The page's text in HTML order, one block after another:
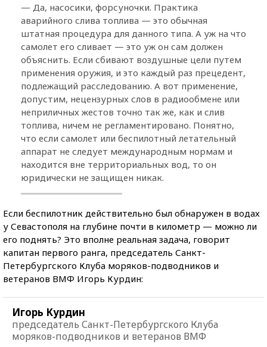
— Да, насосики, форсуночки. Практика
аварийного слива топлива — это обычная
штатная процедура для данного типа. А уж на что
самолет его сливает — это уж он сам должен
объяснить. Если сбивают воздушные цели путем
применения оружия, и это каждый раз прецедент,
подлежащий расследованию. А вот применение,
допустим, нецензурных слов в радиообмене или
неприличных жестов точно так же, как и слив
топлива, ничем не регламентировано. Понятно,
что если самолет или беспилотный летательный
аппарат не следует международным нормам и
находится вне территориальных вод, то он
юридически не защищен никак.
Если беспилотник действительно был обнаружен в водах
у Севастополя на глубине почти в километр — можно ли
его поднять? Это вполне реальная задача, говорит
капитан первого ранга, председатель Санкт-
Петербургского Клуба моряков-подводников и
ветеранов ВМФ Игорь Курдин:
Игорь Курдин
председатель Санкт-Петербургского Клуба
моряков-подводников и ветеранов ВМФ